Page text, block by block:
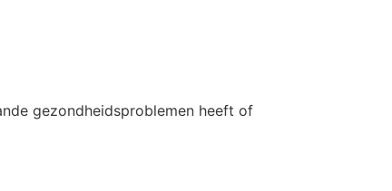
gezondheidsproblemen heeft of